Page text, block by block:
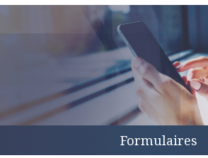
Formulaires